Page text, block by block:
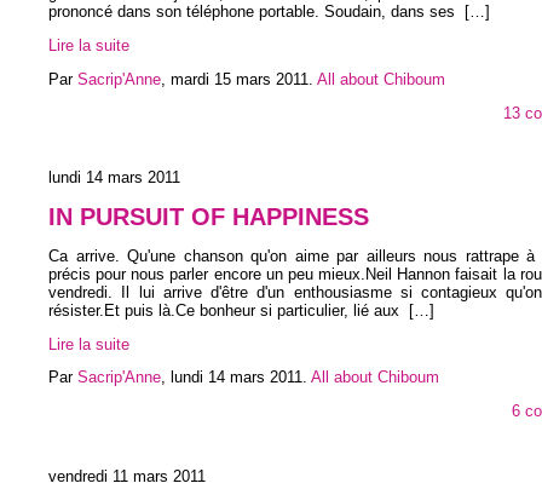
prononcé dans son téléphone portable. Soudain, dans ses
[…]
Lire la suite
Par Sacrip'Anne mardi 15 mars 2011
All about Chiboum
13
lundi 14 mars 2011
IN PURSUIT OF HAPPINESS
Ca arrive. Qu'une chanson qu'on aime par ailleurs nous rattrape à
précis pour nous parler encore un peu mieux.Neil Hannon faisait la
vendredi. Il lui arrive d'être d'un enthousiasme si contagieux
résister.Et puis là.Ce bonheur si particulier, lié aux
[…]
Lire la suite
Par Sacrip'Anne, lundi 14 mars 2011. All about Chiboum
6
vendredi 11 mars 2011